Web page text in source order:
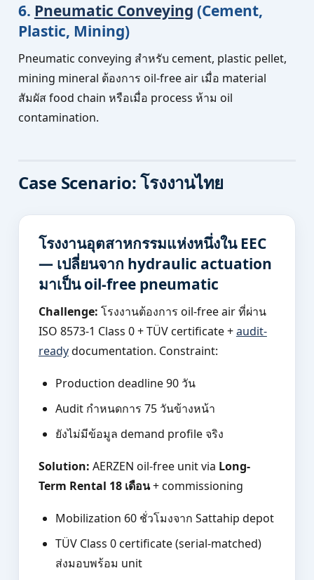
6. Pneumatic Conveying (Cement,
Plastic, Mining)
Pneumatic conveying สำหรับ cement, plastic pellet,
mining mineral ต้องการ oil-free air เมื่อ material
สัมผัส food chain หรือเมื่อ process ห้าม oil
contamination.
Case Scenario: โรงงานไทย
โรงงานอุตสาหกรรมแห่งหนึ่งใน EEC
— เปลี่ยนจาก hydraulic actuation
มาเป็น oil-free pneumatic
Challenge: โรงงานต้องการ oil-free air ที่ผ่าน
ISO 8573-1 Class 0 + TÜV certificate +audit-
readydocumentation. Constraint:
Production deadline 90 วัน
Audit กำหนดการ 75 วันข้างหน้า
ยังไม่มีข้อมูล demand profile จริง
Solution: AERZEN oil-free unit via Long-
Term Rental 18 เดือน+ commissioning
Mobilization 60 ชั่วโมงจาก Sattahip depot
TÜV Class 0 certificate (serial-matched)
ส่งมอบพร้อม unit